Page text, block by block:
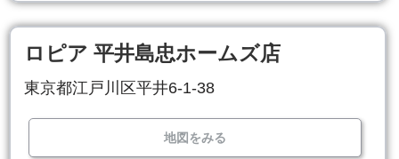
ロピア 平井島忠ホームズ店
東京都江戸川区平井6-1-38
地図をみる